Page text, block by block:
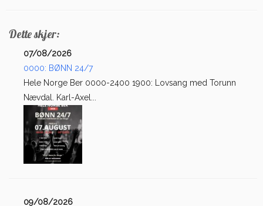
Dette skjer:
07/08/2026
0000: BØNN 24/7
Hele Norge Ber 0000-2400 1900: Lovsang med Torunn
Nævdal. Karl-Axel...
09/08/2026